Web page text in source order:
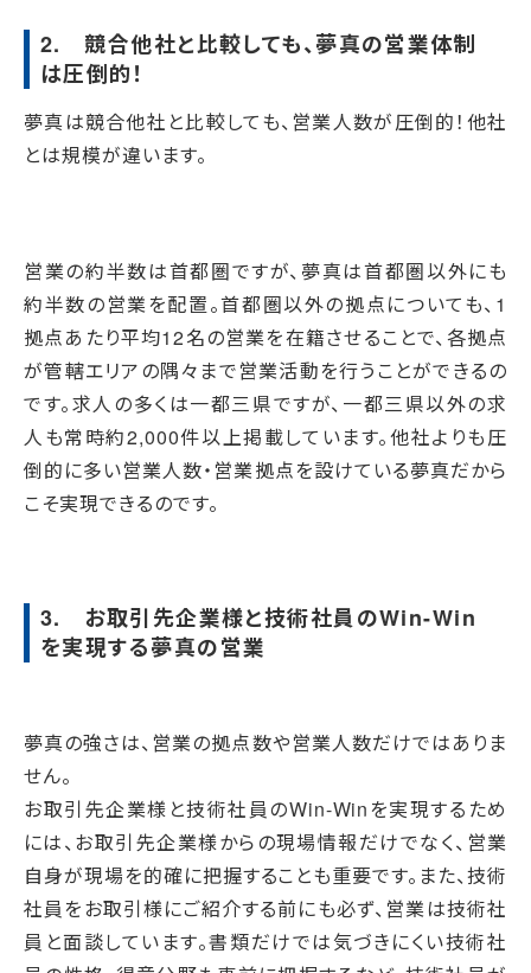
2. 競合他社と比較しても、夢真の営業体制
は圧倒的！
夢真は競合他社と比較しても、営業人数が圧倒的！他社
とは規模が違います。
営業の約半数は首都圏ですが、夢真は首都圏以外にも
約半数の営業を配置。首都圏以外の拠点についても、1
拠点あたり平均12名の営業を在籍させることで、各拠点
が管轄エリアの隅々まで営業活動を行うことができるの
です。求人の多くは一都三県ですが、一都三県以外の求
人も常時約2,000件以上掲載しています。他社よりも圧
倒的に多い営業人数・営業拠点を設けている夢真だから
こそ実現できるのです。
3. お取引先企業様と技術社員のWin-Win
を実現する夢真の営業
夢真の強さは、営業の拠点数や営業人数だけではありま
せん。
お取引先企業様と技術社員のWin-Winを実現するため
には、お取引先企業様からの現場情報だけでなく、営業
自身が現場を的確に把握することも重要です。また、技術
社員をお取引様にご紹介する前にも必ず、営業は技術社
員と面談しています。書類だけでは気づきにくい技術社